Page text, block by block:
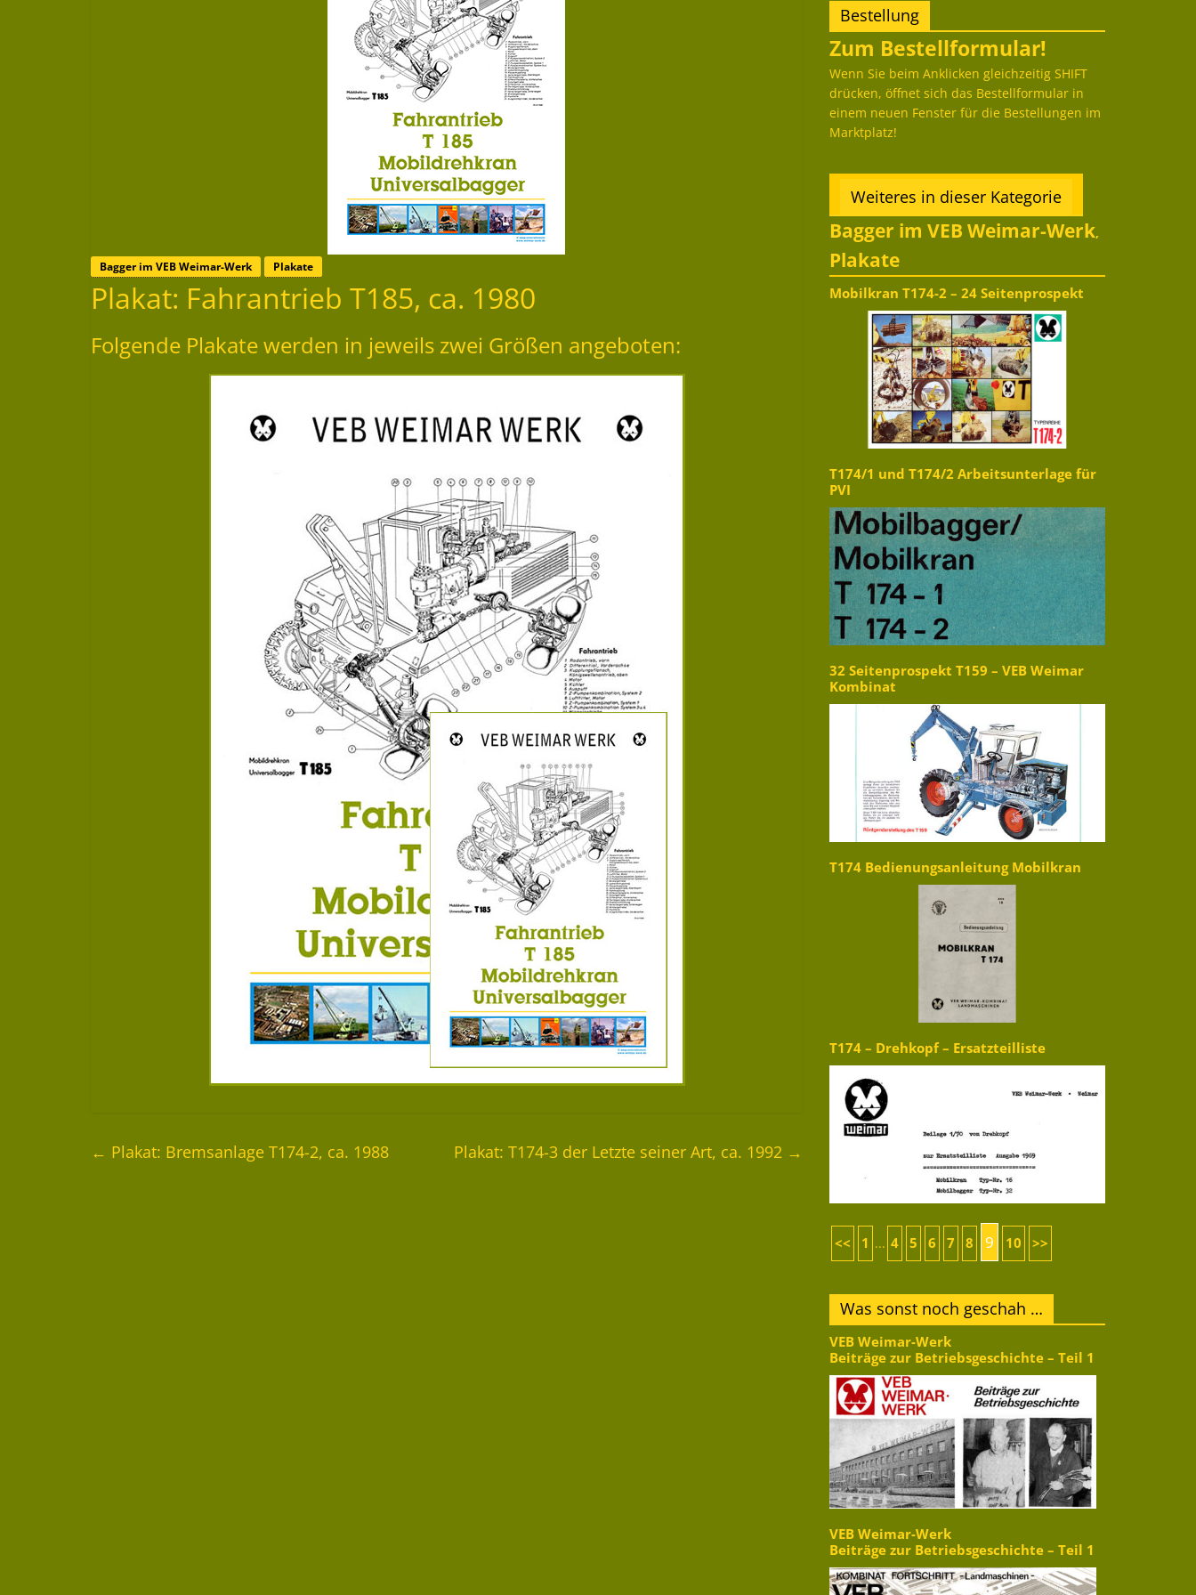
Bagger im VEB Weimar-Werk Plakate
Plakat: Fahrantrieb T185, ca. 1980
Folgende Plakate werden in jeweils zwei Größen angeboten:
← Plakat: Bremsanlage T174-2, ca. 1988 Plakat: T174-3 der Letzte seiner Art, ca. 1992 →
Bestellung
Zum Bestellformular!
Wenn Sie beim Anklicken gleichzeitig SHIFT
drücken, öffnet sich das Bestellformular in
einem neuen Fenster für die Bestellungen im
Marktplatz!
Weiteres in dieser Kategorie
Bagger im VEB Weimar-Werk,
Plakate
Mobilkran T174-2 – 24 Seitenprospekt
T174/1 und T174/2 Arbeitsunterlage für
PVI
32 Seitenprospekt T159 – VEB Weimar
Kombinat
T174 Bedienungsanleitung Mobilkran
T174 – Drehkopf – Ersatzteilliste
<< 1 ... 4 5 6 7 8 9 10 >>
Was sonst noch geschah …
VEB Weimar-Werk
Beiträge zur Betriebsgeschichte – Teil 1
VEB Weimar-Werk
Beiträge zur Betriebsgeschichte – Teil 1